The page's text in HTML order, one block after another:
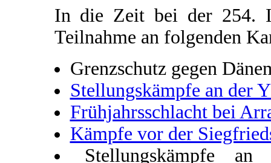
In die Zeit bei der 254.
Teilnahme an folgenden
Grenzschutz gegen
Stellungskämpfe an der
Frühjahrsschlacht bei
Kämpfe vor der
Stellungskämpfe